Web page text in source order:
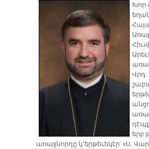
Խոր
երբ
առաջնորդը կ՚երթեւեկէր՝ «Ս.